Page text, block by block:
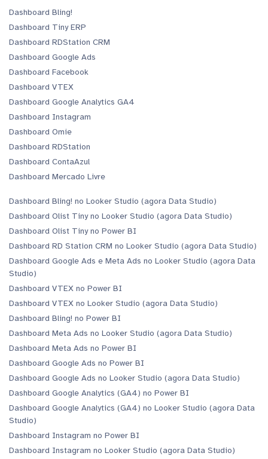
Dashboard Bling!
Dashboard Tiny ERP
Dashboard RDStation CRM
Dashboard Google Ads
Dashboard Facebook
Dashboard VTEX
Dashboard Google Analytics GA4
Dashboard Instagram
Dashboard Omie
Dashboard RDStation
Dashboard ContaAzul
Dashboard Mercado Livre
Dashboard Bling! no Looker Studio (agora Data Studio)
Dashboard Olist Tiny no Looker Studio (agora Data Studio)
Dashboard Olist Tiny no Power BI
Dashboard RD Station CRM no Looker Studio (agora Data Studio)
Dashboard Google Ads e Meta Ads no Looker Studio (agora Data
Studio)
Dashboard VTEX no Power BI
Dashboard VTEX no Looker Studio (agora Data Studio)
Dashboard Bling! no Power BI
Dashboard Meta Ads no Looker Studio (agora Data Studio)
Dashboard Meta Ads no Power BI
Dashboard Google Ads no Power BI
Dashboard Google Ads no Looker Studio (agora Data Studio)
Dashboard Google Analytics (GA4) no Power BI
Dashboard Google Analytics (GA4) no Looker Studio (agora Data
Studio)
Dashboard Instagram no Power BI
Dashboard Instagram no Looker Studio (agora Data Studio)